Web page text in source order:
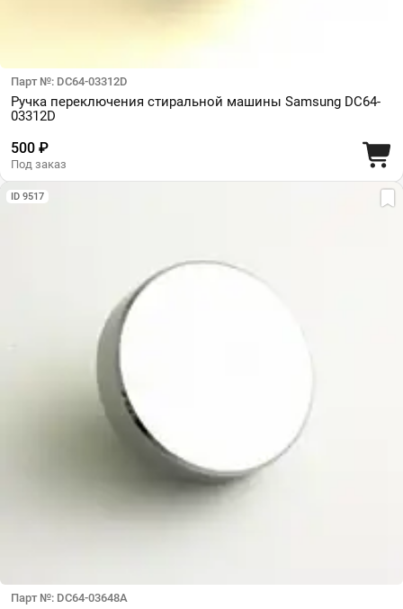
Парт №: DC64-03312D
Ручка переключения стиральной машины Samsung DC64-
03312D
500 ₽
Под заказ
ID 9517
Парт №: DC64-03648A